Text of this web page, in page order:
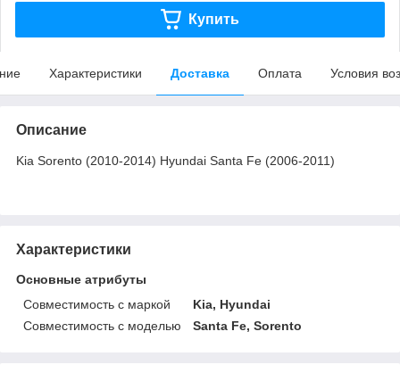
Купить
Характеристики Доставка Оплата Условия
Описание
Kia Sorento (2010-2014) Hyundai Santa Fe (2006-2011)
Характеристики
Основные атрибуты
Совместимость с маркой
Kia, Hyundai
Совместимость с моделью
Santa Fe, Sorento